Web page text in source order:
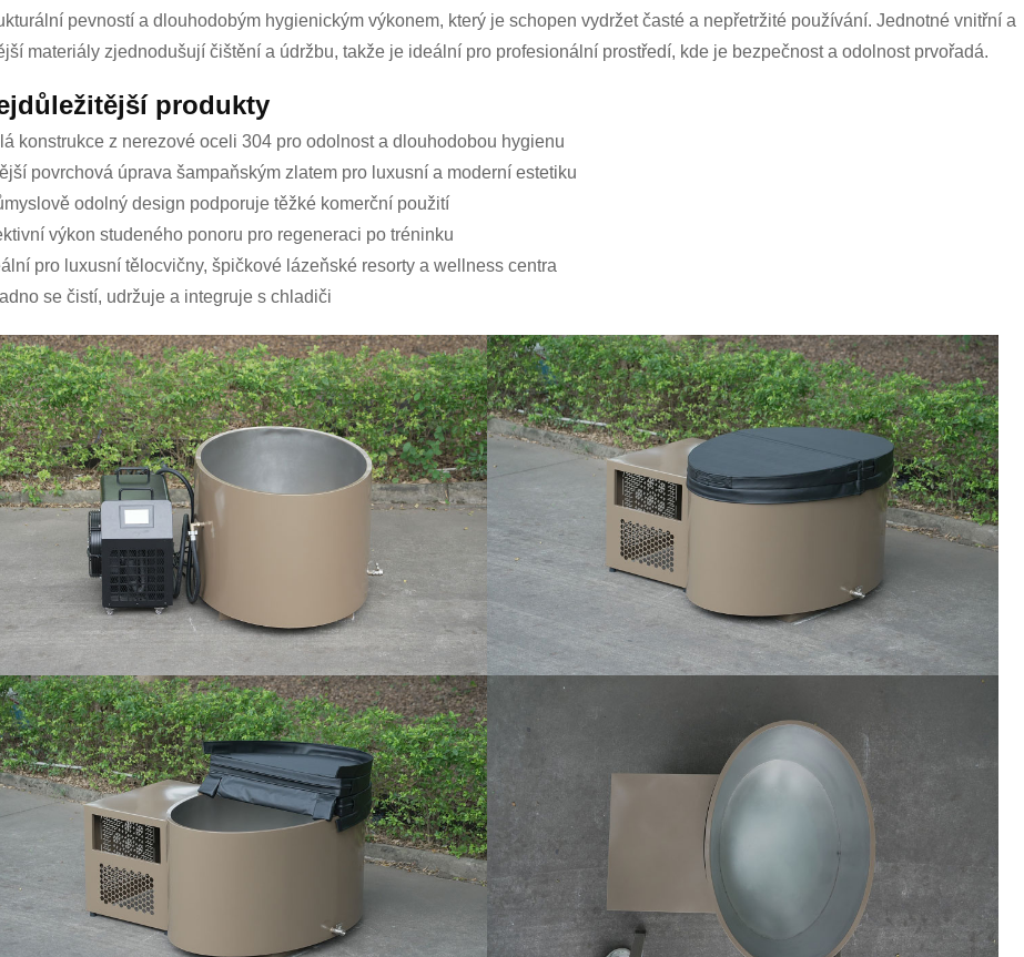
pevností a dlouhodobým hygienickým výkonem, který je schopen vydržet časté a nepřetržité používání. Jednotné vnitřní a
materiály zjednodušují čištění a údržbu, takže je ideální pro profesionální prostředí, kde je bezpečnost a odolnost prvořadá.
produkty
konstrukce z nerezové oceli 304 pro odolnost a dlouhodobou hygienu
povrchová úprava šampaňským zlatem pro luxusní a moderní estetiku
odolný design podporuje těžké komerční použití
výkon studeného ponoru pro regeneraci po tréninku
pro luxusní tělocvičny, špičkové lázeňské resorty a wellness centra
se čistí, udržuje a integruje s chladiči